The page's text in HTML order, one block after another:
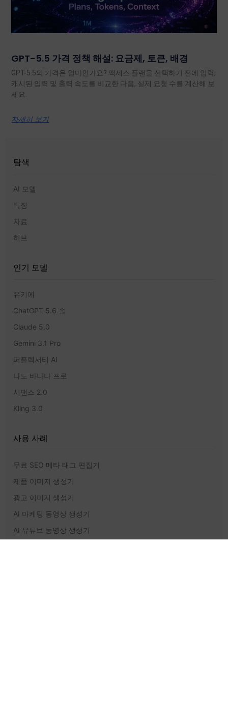
GPT-5.5 가격 정책 해설: 요금제, 토큰, 배경
GPT-5.5의 가격은 얼마인가요? 액세스 플랜을 선택하기 전에 입력,
캐시된 입력 및 출력 속도를 비교한 다음, 실제 요청 수를 계산해 보
세요.
자세히 보기
탐색
AI 모델
특징
자료
허브
인기 모델
유키에
ChatGPT 5.6 솔
Claude 5.0
Gemini 3.1 Pro
퍼플렉서티 AI
나노 바나나 프로
시댄스 2.0
Kling 3.0
사용 사례
무료 SEO 메타 태그 편집기
제품 이미지 생성기
광고 이미지 생성기
AI 마케팅 동영상 생성기
AI 유튜브 동영상 생성기